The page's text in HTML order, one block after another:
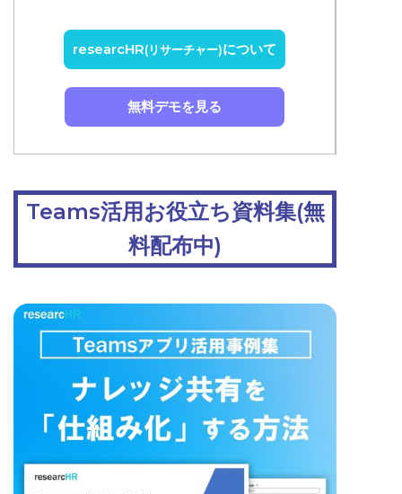
researcHR(リサーチャー)について
無料デモを見る
Teams活用お役立ち資料集(無
料配布中)